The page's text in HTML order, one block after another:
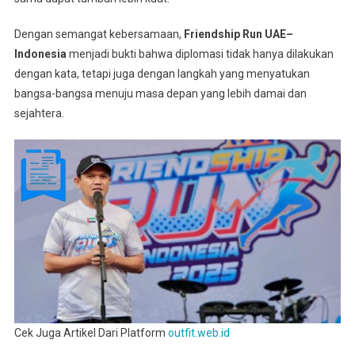
Dengan semangat kebersamaan, Friendship Run UAE–
Indonesiamenjadi bukti bahwa diplomasi tidak hanya dilakukan
dengan kata, tetapi juga dengan langkah yang menyatukan
bangsa-bangsa menuju masa depan yang lebih damai dan
sejahtera.
Cek Juga Artikel Dari Platform outfit.web.id